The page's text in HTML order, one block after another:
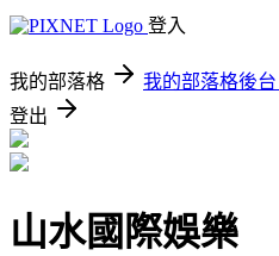
登入
我的部落格 我的部落格後台
登出
山水國際娛樂